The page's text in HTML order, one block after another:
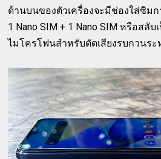
ด้านบนของตัวเครื่องจะมีช่องใส่ซิม
1 Nano SIM + 1 Nano SIM หรือสลั
ไมโครโฟนสำหรับตัดเสียงรบกวนร